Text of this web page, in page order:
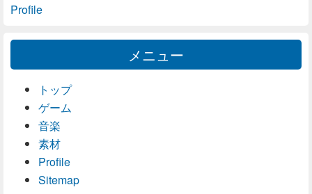
Profile
メニュー
トップ
ゲーム
音楽
素材
Profile
Sitemap